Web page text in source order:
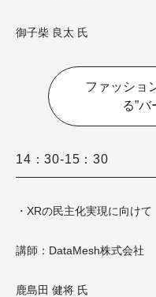
御子柴 良太 氏
ファッショ
る”
14：30-15：30
・XRの民主化実現に向けて
講師：DataMesh株式会社
鹿島田 健将 氏